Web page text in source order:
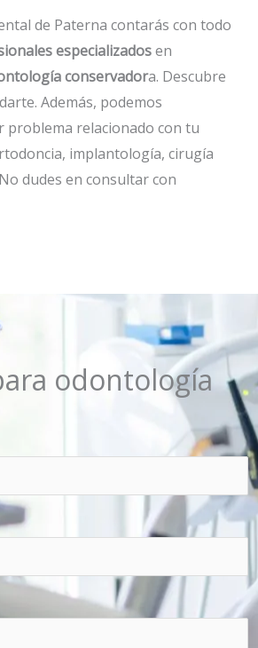
de Paterna contarás con todo
especializadosen
conservadora. Descubre
Además, podemos
problema relacionado con tu
implantología, cirugía
dudes en consultar con
odontología